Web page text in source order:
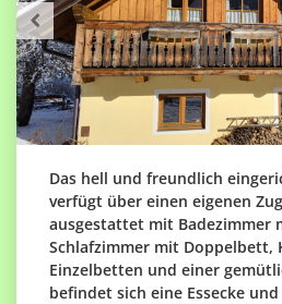
Das hell und freundlich
verfügt über einen eigenen
ausgestattet mit Badezimmer
Schlafzimmer mit Doppelbett,
Einzelbetten und einer
befindet sich eine Essecke